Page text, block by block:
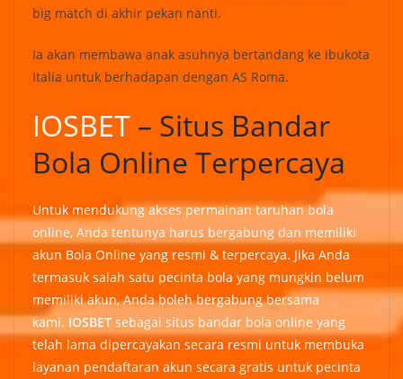
big match di akhir pekan nanti.
Ia akan membawa anak asuhnya bertandang ke ibukota
Italia untuk berhadapan dengan AS Roma.
IOSBET – Situs Bandar
Bola Online Terpercaya
Untuk mendukung akses permainan taruhan bola
online, Anda tentunya harus bergabung dan memiliki
akun Bola Online yang resmi & terpercaya. Jika Anda
termasuk salah satu pecinta bola yang mungkin belum
memiliki akun, Anda boleh bergabung bersama
kami. IOSBET sebagai situs bandar bola online yang
telah lama dipercayakan secara resmi untuk membuka
layanan pendaftaran akun secara gratis untuk pecinta